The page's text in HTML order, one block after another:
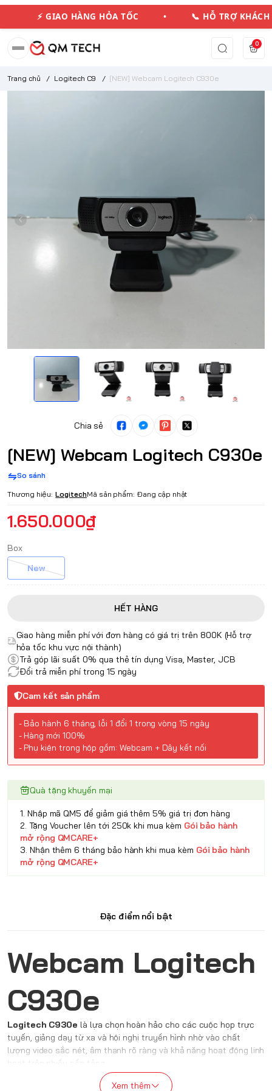
⚡ GIAO HÀNG HỎA TỐC • 📞 HỖ TRỢ
0
Trang chủ / Logitech C9 / [NEW] Webcam Logitech C930e
Chia sẻ
[NEW] Webcam Logitech C930e
So sánh
Thương hiệu: LogitechMã sản phẩm: Đang cập nhật
1.650.000₫
Box
New
HẾT HÀNG
Giao hàng miễn phí với đơn hàng có giá trị trên 800K (Hỗ trợ
hỏa tốc khu vực nội thành)
Trả góp lãi suất 0% qua thẻ tín dụng Visa, Master, JCB
Đổi trả miễn phí trong 15 ngày
Cam kết sản phẩm
- Bảo hành 6 tháng, lỗi 1 đổi 1 trong vòng 15 ngày
- Hàng mới 100%
- Phụ kiện trong hộp gồm: Webcam + Dây kết nối
Quà tặng khuyến mại
1. Nhập mã QM5 để giảm giá thêm 5% giá trị đơn hàng
2. Tặng Voucher lên tới 250k khi mua kèm Gói bảo hành
mở rộng QMCARE+
3. Nhận thêm 6 tháng bảo hành khi mua kèm Gói bảo hành
mở rộng QMCARE+
Đặc điểm nổi bật
Webcam Logitech
C930e
Logitech C930e là lựa chọn hoàn hảo cho các cuộc họp trực
tuyến, giảng dạy từ xa và hội nghị truyền hình nhờ vào chất
lượng video sắc nét, âm thanh rõ ràng và khả năng hoạt động linh
hoạt trên nhiều nền tảng.
THIẾT KẾ QUEN THUỘC HẾT
Xem thêm